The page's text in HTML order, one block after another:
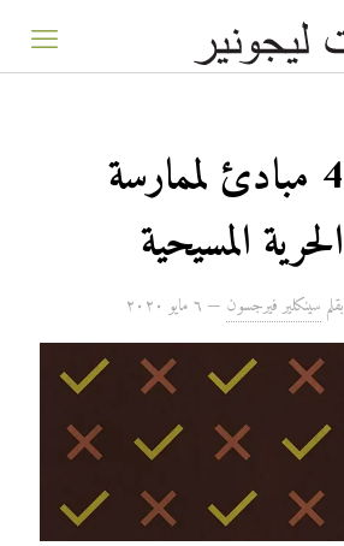
4 مبادئ لممارسة
الحرية المسيحية
بقلم سينكلير فيرجسون — ٦ مايو ۲۰۲۰